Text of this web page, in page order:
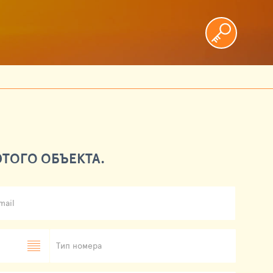
ОБЪЕКТА.
Тип номера